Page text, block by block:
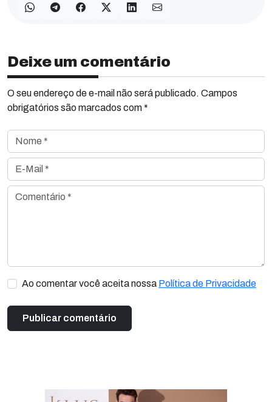
Deixe um comentário
O seu endereço de e-mail não será publicado. Campos
obrigatórios são marcados com *
Nome *
E-Mail *
Comentário *
Ao comentar você aceita nossa Política de Privacidade